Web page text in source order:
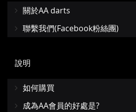
關於AA darts
聯繫我們(Facebook粉絲團)
說明
如何購買
成為AA會員的好處是?